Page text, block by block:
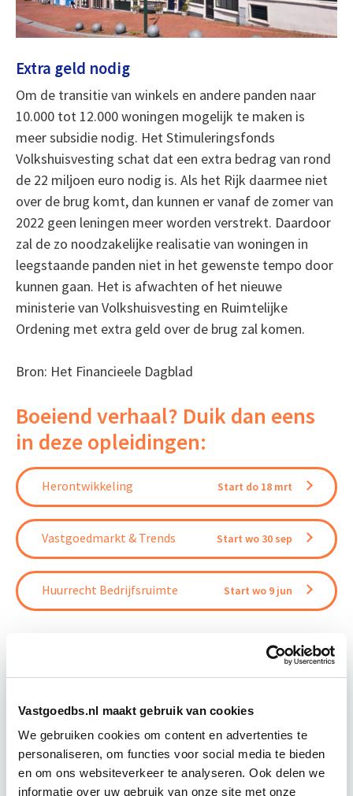
Vastgoedbs.nl maakt gebruik van cookies
We gebruiken cookies om content en advertenties te
personaliseren, om functies voor social media te bieden
en om ons websiteverkeer te analyseren. Ook delen we
informatie over uw gebruik van onze site met onze
Extra geld nodig
Om de transitie van winkels en andere panden naar
10.000 tot 12.000 woningen mogelijk te maken is
meer subsidie nodig. Het Stimuleringsfonds
Volkshuisvesting schat dat een extra bedrag van rond
de 22 miljoen euro nodig is. Als het Rijk daarmee niet
over de brug komt, dan kunnen er vanaf de zomer van
2022 geen leningen meer worden verstrekt. Daardoor
zal de zo noodzakelijke realisatie van woningen in
leegstaande panden niet in het gewenste tempo door
kunnen gaan. Het is afwachten of het nieuwe
ministerie van Volkshuisvesting en Ruimtelijke
Ordening met extra geld over de brug zal komen.
Bron: Het Financieele Dagblad
Boeiend verhaal? Duik dan eens
in deze opleidingen:
Herontwikkeling Start do 18 mrt
Vastgoedmarkt & Trends Start wo 30 sep
Huurrecht Bedrijfsruimte Start wo 9 jun
Business Case voor Vastgoed- &
Projectontwikkeling
Tijdens deze opleiding leer je om integraal